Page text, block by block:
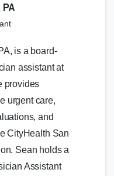
is a board-
assistant at
provides
urgent care,
and
CityHealth San
Sean holds a
Assistant